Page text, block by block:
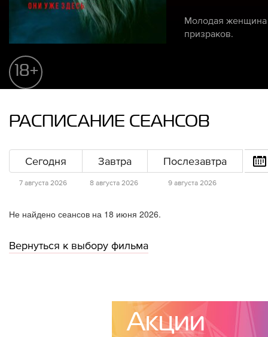
18+
Молодая женщина
призраков.
РАСПИСАНИЕ СЕАНСОВ
Сегодня
7 августа 2026
Завтра
8 августа 2026
Послезавтра
9 августа 2026
Не найдено сеансов на 18 июня 2026.
Вернуться к выбору фильма
Акции